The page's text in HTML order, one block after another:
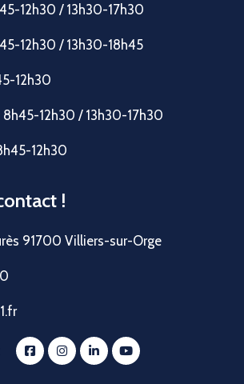
12h30 / 13h30-17h30
12h30 / 13h30-18h45
12h30
8h45-12h30 / 13h30-17h30
12h30
!
91700 Villiers-sur-Orge